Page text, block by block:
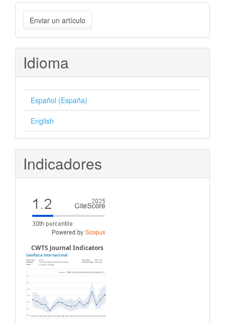
Enviar
un
artículo
Enviar un artículo
Idioma
Español (España)
English
Indicadores
CWTS Journal Indicators